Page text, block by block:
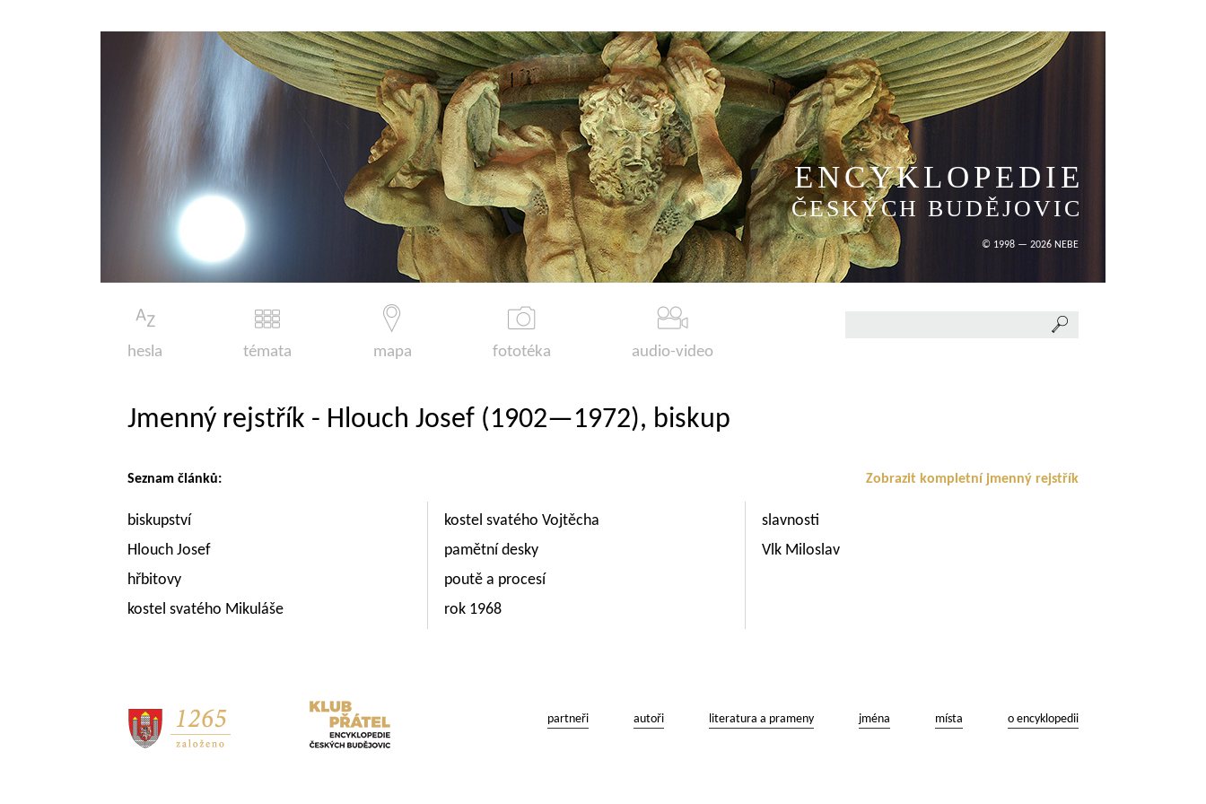
ENCYKLOPEDIE
ČESKÝCH BUDĚJOVIC
© 1998 — 2026 NEBE
hesla témata mapa fototéka audio-video
Jmenný rejstřík - Hlouch Josef (1902—1972), biskup
Zobrazit kompletní jmenný rejstřík
Seznam článků:
biskupství
Hlouch Josef
hřbitovy
kostel svatého Mikuláše
kostel svatého Vojtěcha
pamětní desky
poutě a procesí
rok 1968
slavnosti
Vlk Miloslav
partneři autoři literatura a prameny jména místa o encyklopedii